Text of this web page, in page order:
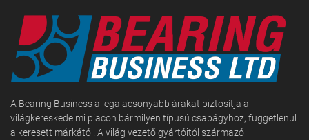
A Bearing Business a legalacsonyabb árakat biztosítja a
világkereskedelmi piacon bármilyen típusú csapágyhoz, függetlenül
a keresett márkától. A világ vezető gyártóitól származó